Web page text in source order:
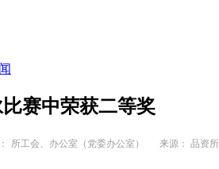
赛中荣获二等奖
所工会、办公室（党委办公室） 来源： 品资所